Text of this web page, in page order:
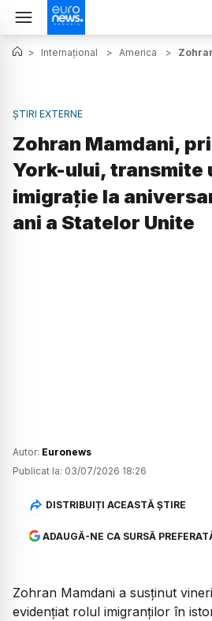
> Internațional > America >
ȘTIRI EXTERNE
Zohran Mamdani,
York-ului, transmite
imigrație la
ani a Statelor Unite
Autor: Euronews
Publicat la: 03/07/2026 18:26
DISTRIBUIȚI ACEASTĂ ȘTIRE
ADAUGĂ-NE CA SURSĂ
Zohran Mamdani a susținut
evidențiat rolul imigranților în